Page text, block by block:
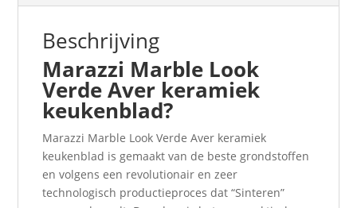
Beschrijving
Marazzi Marble Look
Verde Aver keramiek
keukenblad?
Marazzi Marble Look Verde Aver keramiek
keukenblad is gemaakt van de beste grondstoffen
en volgens een revolutionair en zeer
technologisch productieproces dat “Sinteren”